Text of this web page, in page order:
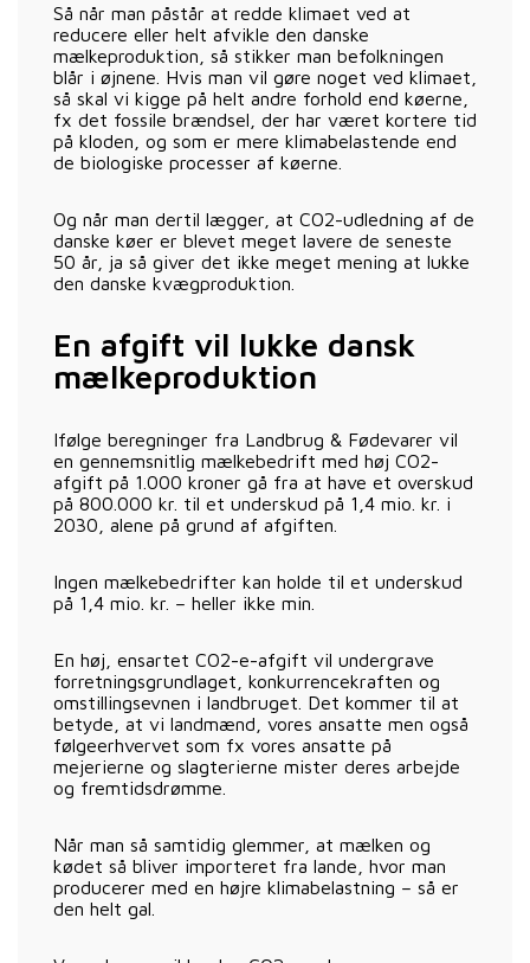
Så når man påstår at redde klimaet ved at
reducere eller helt afvikle den danske
mælkeproduktion, så stikker man befolkningen
blår i øjnene. Hvis man vil gøre noget ved klimaet,
så skal vi kigge på helt andre forhold end køerne,
fx det fossile brændsel, der har været kortere tid
på kloden, og som er mere klimabelastende end
de biologiske processer af køerne.
Og når man dertil lægger, at CO2-udledning af de
danske køer er blevet meget lavere de seneste
50 år, ja så giver det ikke meget mening at lukke
den danske kvægproduktion.
En afgift vil lukke dansk
mælkeproduktion
Ifølge beregninger fra Landbrug & Fødevarer vil
en gennemsnitlig mælkebedrift med høj CO2-
afgift på 1.000 kroner gå fra at have et overskud
på 800.000 kr. til et underskud på 1,4 mio. kr. i
2030, alene på grund af afgiften.
Ingen mælkebedrifter kan holde til et underskud
på 1,4 mio. kr. – heller ikke min.
En høj, ensartet CO2-e-afgift vil undergrave
forretningsgrundlaget, konkurrencekraften og
omstillingsevnen i landbruget. Det kommer til at
betyde, at vi landmænd, vores ansatte men også
følgeerhvervet som fx vores ansatte på
mejerierne og slagterierne mister deres arbejde
og fremtidsdrømme.
Når man så samtidig glemmer, at mælken og
kødet så bliver importeret fra lande, hvor man
producerer med en højre klimabelastning – så er
den helt gal.